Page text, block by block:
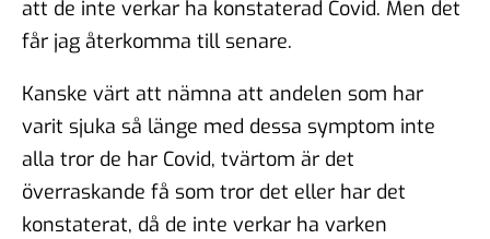
att de inte verkar ha konstaterad Covid. Men det
får jag återkomma till senare.
Kanske värt att nämna att andelen som har
varit sjuka så länge med dessa symptom inte
alla tror de har Covid, tvärtom är det
överraskande få som tror det eller har det
konstaterat, då de inte verkar ha varken